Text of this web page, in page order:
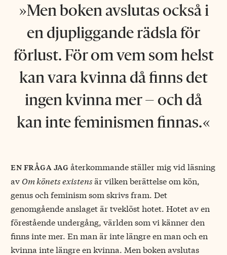
Men boken avslutas också i
en djupliggande rädsla för
förlust. För om vem som helst
kan vara kvinna då finns det
ingen kvinna mer – och då
kan inte feminismen finnas.
en fråga jagåterkommande ställer mig vid läsning
av Om könets existensär vilken berättelse om kön,
genus och feminism som skrivs fram. Det
genomgående anslaget är tveklöst hotet. Hotet av en
förestående undergång, världen som vi känner den
finns inte mer. En man är inte längre en man och en
kvinna inte längre en kvinna. Men boken avslutas